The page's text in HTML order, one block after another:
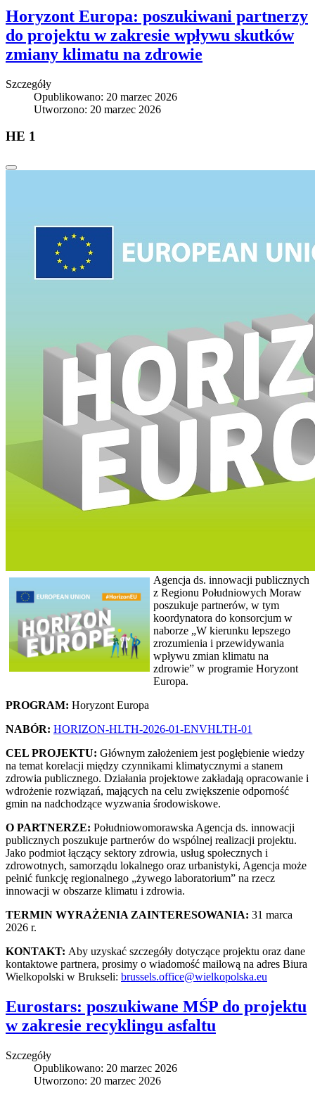
Horyzont Europa: poszukiwani partnerzy
do projektu w zakresie wpływu skutków
zmiany klimatu na zdrowie
Szczegóły
Opublikowano: 20 marzec 2026
Utworzono: 20 marzec 2026
HE 1
Agencja ds. innowacji publicznych
z Regionu Południowych Moraw
poszukuje partnerów, w tym
koordynatora do konsorcjum w
naborze „W kierunku lepszego
zrozumienia i przewidywania
wpływu zmian klimatu na
zdrowie” w programie Horyzont
Europa.
PROGRAM: Horyzont Europa
NABÓR: HORIZON-HLTH-2026-01-ENVHLTH-01
CEL PROJEKTU: Głównym założeniem jest pogłębienie wiedzy
na temat korelacji między czynnikami klimatycznymi a stanem
zdrowia publicznego. Działania projektowe zakładają opracowanie i
wdrożenie rozwiązań, mających na celu zwiększenie odporność
gmin na nadchodzące wyzwania środowiskowe.
O PARTNERZE: Południowomorawska Agencja ds. innowacji
publicznych poszukuje partnerów do wspólnej realizacji projektu.
Jako podmiot łączący sektory zdrowia, usług społecznych i
zdrowotnych, samorządu lokalnego oraz urbanistyki, Agencja może
pełnić funkcję regionalnego „żywego laboratorium” na rzecz
innowacji w obszarze klimatu i zdrowia.
TERMIN WYRAŻENIA ZAINTERESOWANIA: 31 marca
2026 r.
KONTAKT: Aby uzyskać szczegóły dotyczące projektu oraz dane
kontaktowe partnera, prosimy o wiadomość mailową na adres Biura
Wielkopolski w Brukseli: brussels.office@wielkopolska.eu
Eurostars: poszukiwane MŚP do projektu
w zakresie recyklingu asfaltu
Szczegóły
Opublikowano: 20 marzec 2026
Utworzono: 20 marzec 2026